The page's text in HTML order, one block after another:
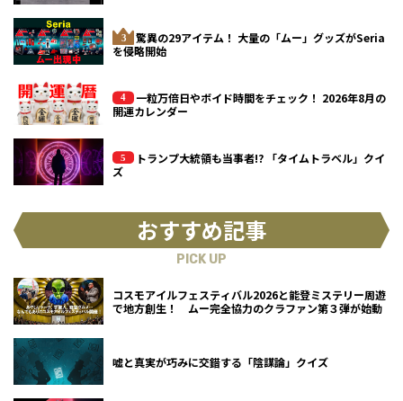
驚異の29アイテム！ 大量の「ムー」グッズがSeria
を侵略開始
一粒万倍日やボイド時間をチェック！ 2026年8月の
開運カレンダー
トランプ大統領も当事者!? 「タイムトラベル」クイ
ズ
おすすめ記事
PICK UP
コスモアイルフェスティバル2026と能登ミステリー周遊
で地方創生！ ムー完全協力のクラファン第３弾が始動
嘘と真実が巧みに交錯する「陰謀論」クイズ